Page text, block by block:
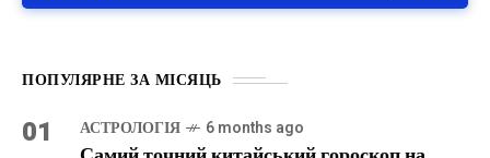
ПОПУЛЯРНЕ ЗА МІСЯЦЬ
01 АСТРОЛОГІЯ 6 months ago